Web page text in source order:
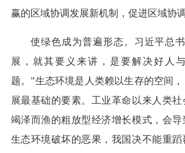
赢的区域协调发展新机制，促进区域协调
使绿色成为普遍形态。习近平总
展，就其要义来讲，是要解决好人
题。”生态环境是人类赖以生存的空间
展最基础的要素。工业革命以来人类社
竭泽而渔的粗放型经济增长模式，会导
生态环境破坏的恶果，我国决不能重